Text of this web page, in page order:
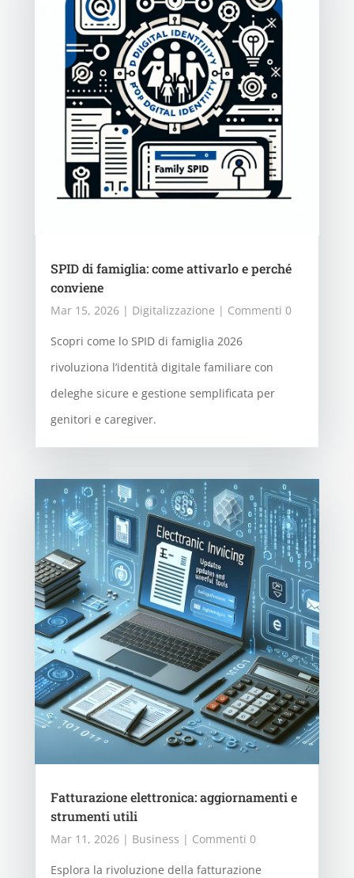
SPID di famiglia: come attivarlo e perché
conviene
Mar 15, 2026| Digitalizzazione | Commenti 0
Scopri come lo SPID di famiglia 2026
rivoluziona l’identità digitale familiare con
deleghe sicure e gestione semplificata per
genitori e caregiver.
Fatturazione elettronica: aggiornamenti e
strumenti utili
Mar 11, 2026| Business | Commenti 0
Esplora la rivoluzione della fatturazione